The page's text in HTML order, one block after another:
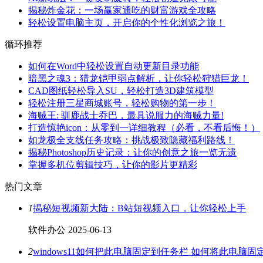
揭秘炸金花：一场赢家通吃的财富游戏全攻略
轻松设置电脑主页，开启你的个性化浏览之旅！
循环推荐
如何在Word中轻松设置自动更新目录功能
暗黑之魂3：猎龙铠甲弱点解析，让你轻松狩猎巨龙！
CAD图纸轻松导入SU，轻松打造3D建筑模型
轻松注册三星商城账号，轻松购物的第一步！
海贼王: 驯鹿战士乔巴，最具说服力的海贼力量!
打造惊艳icon：从零到一详细教程（必看，不看后悔！）
如龙极全支线任务攻略：挑战极致隐藏福利路线！
揭秘Photoshop历史记录：让你的创意之旅一览无遗
掌握多机位剪辑技巧，让你的影片更精彩
热门文章
1揭秘短视频新大陆：B站短视频入口，让你轻松上手
软件办公 2025-06-13
2windows11如何把此电脑固定到任务栏 如何将此电脑固